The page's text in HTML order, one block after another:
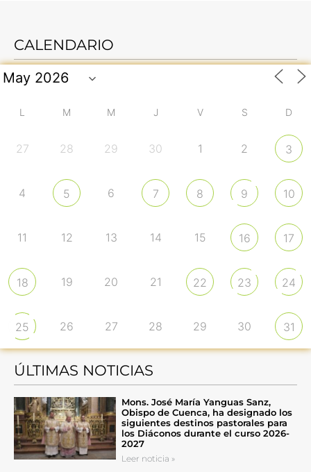
CALENDARIO
L M M J V S D
27 28 29 30 1 2 3
4 5 6 7 8 9 10
11 12 13 14 15 16 17
18 19 20 21 22 23 24
25 26 27 28 29 30 31
ÚLTIMAS NOTICIAS
Mons. José María Yanguas Sanz,
Obispo de Cuenca, ha designado los
siguientes destinos pastorales para
los Diáconos durante el curso 2026-
2027
Leer noticia »